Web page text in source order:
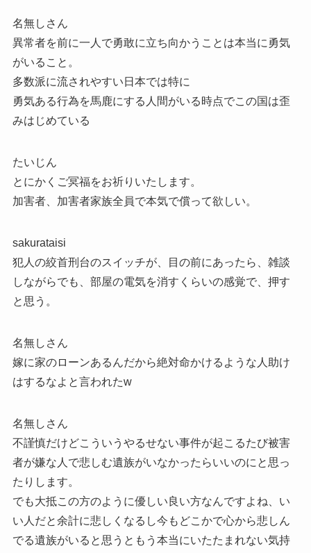
名無しさん
異常者を前に一人で勇敢に立ち向かうことは本当に勇気
がいること。
多数派に流されやすい日本では特に
勇気ある行為を馬鹿にする人間がいる時点でこの国は歪
みはじめている
たいじん
とにかくご冥福をお祈りいたします。
加害者、加害者家族全員で本気で償って欲しい。
sakurataisi
犯人の絞首刑台のスイッチが、目の前にあったら、雑談
しながらでも、部屋の電気を消すくらいの感覚で、押す
と思う。
名無しさん
嫁に家のローンあるんだから絶対命かけるような人助け
はするなよと言われたw
名無しさん
不謹慎だけどこういうやるせない事件が起こるたび被害
者が嫌な人で悲しむ遺族がいなかったらいいのにと思っ
たりします。
でも大抵この方のように優しい良い方なんですよね、い
い人だと余計に悲しくなるし今もどこかで心から悲しん
でる遺族がいると思うともう本当にいたたまれない気持